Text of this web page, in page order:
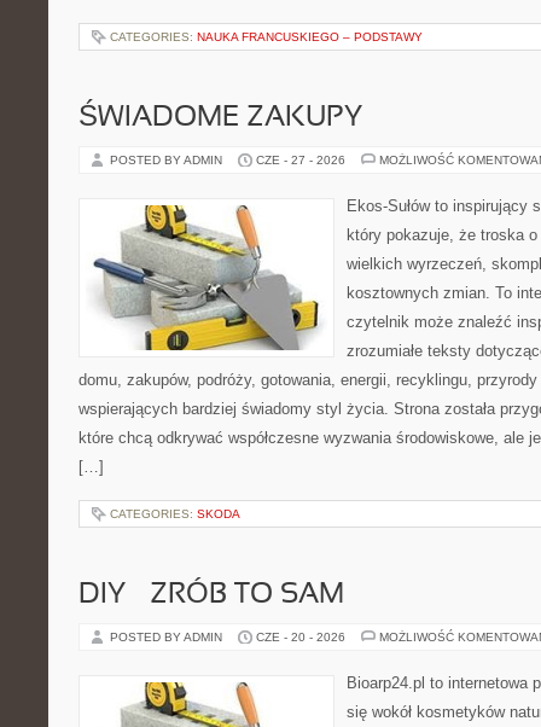
CATEGORIES: NAUKA FRANCUSKIEGO – PODSTAWY
ŚWIADOME ZAKUPY
POSTED BY ADMIN CZE - 27 - 2026 MOŻLIWOŚĆ
Ekos-Sułów to inspirujący
który pokazuje, że troska
wielkich wyrzeczeń,
kosztownych zmian. To
czytelnik może znaleźć
zrozumiałe teksty
domu, zakupów, podróży, gotowania, energii, recyklingu,
wspierających bardziej świadomy styl życia. Strona została
które chcą odkrywać współczesne wyzwania środowiskowe, ale
[…]
CATEGORIES: SKODA
DIY – ZRÓB TO SAM
POSTED BY ADMIN CZE - 20 - 2026 MOŻLIWOŚĆ
Bioarp24.pl to internetowa
się wokół kosmetyków